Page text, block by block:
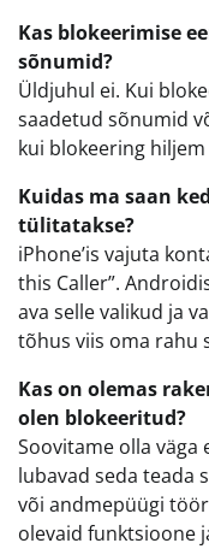
Kas blokeerimise
sõnumid?
Üldjuhul ei. Kui
saadetud sõnumid
kui blokeering
Kuidas ma saan
tülitatakse?
iPhone’is vajuta
this Caller”.
ava selle valikud ja
tõhus viis oma rahu
Kas on olemas
olen blokeeritud?
Soovitame olla väga
lubavad seda teada
või andmepüügi
olevaid funktsioone